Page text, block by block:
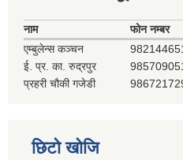
नाम
फोन नम्बर
एम्बुलेन्स कञ्‍चन
ई. प्र. का. रुद्रपुर
प्रहरी चौकी गजेडी
छिटो खोजि